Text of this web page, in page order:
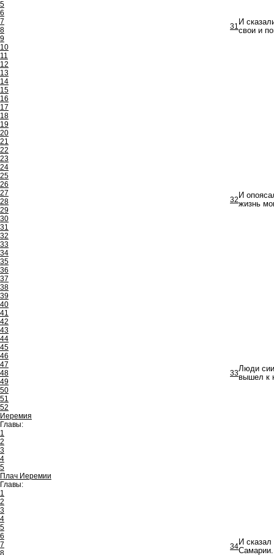
5
6
7
8
9
10
11
12
13
14
15
16
17
18
19
20
21
22
23
24
25
26
27
28
29
30
31
32
33
34
35
36
37
38
39
40
41
42
43
44
45
46
47
48
49
50
51
52
Иеремия
Главы:
1
2
3
4
5
Плач Иеремии
Главы:
1
2
3
4
5
6
7
8
31 И
свои и
32 И
жизнь
33Люди
вышел к
34И